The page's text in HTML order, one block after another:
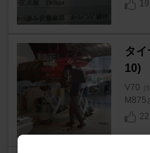
19
タ
10)
V70
M875
22